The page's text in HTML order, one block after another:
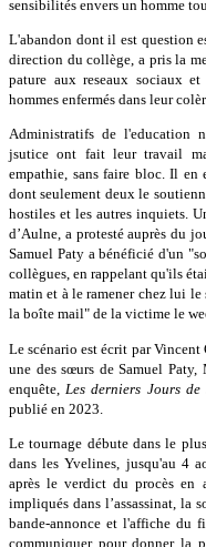
sensibilités envers un homme
L'abandon dont il est question
direction du collège, a pris la
pature aux reseaux sociaux
hommes enfermés dans leur
Administratifs de l'education
jsutice ont fait leur travail
empathie, sans faire bloc. Il en
dont seulement deux le
hostiles et les autres inquiets.
d’Aulne, a protesté auprès du
Samuel Paty a bénéficié d'un
collègues, en rappelant qu'ils
matin et à le ramener chez lui le
la boîte mail" de la victime le
Le scénario est écrit par
une des sœurs de Samuel
enquête, Les derniers Jours de
publié en 2023.
Le tournage débute dans le
dans les Yvelines, jusqu'au 4
après le verdict du procès en
impliqués dans l’assassinat,
bande-annonce et l'affiche du
communiquer pour donner la